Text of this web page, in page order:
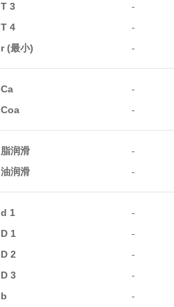
T 3
-
T 4
-
r (最小)
-
Ca
-
Coa
-
脂润滑
-
油润滑
-
d 1
-
D 1
-
D 2
-
D 3
-
b
-